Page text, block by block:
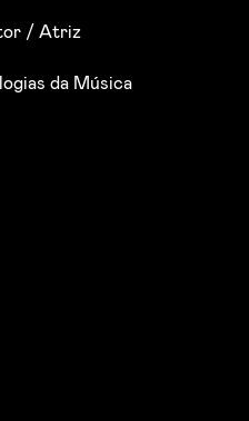
/ Atriz
da Música